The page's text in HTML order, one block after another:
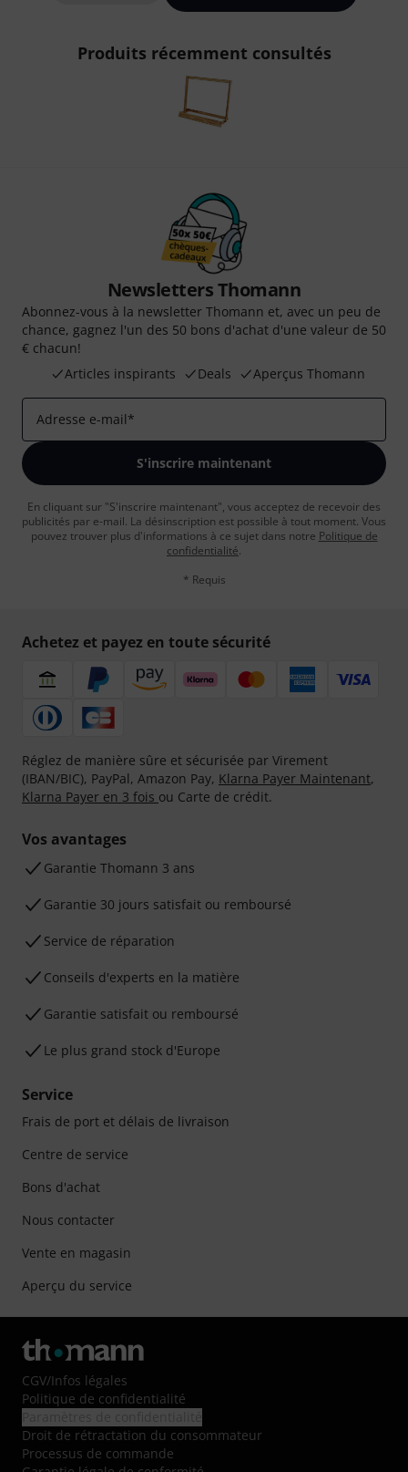
Produits récemment consultés
Newsletters Thomann
Abonnez-vous à la newsletter Thomann et, avec un peu de
chance, gagnez l'un des 50 bons d'achat d'une valeur de 50
€ chacun!
Articles inspirants
Deals Aperçus Thomann
Adresse e-mail*
S'inscrire maintenant
En cliquant sur "S'inscrire maintenant", vous acceptez de recevoir des
publicités par e-mail. La désinscription est possible à tout moment. Vous
pouvez trouver plus d'informations à ce sujet dans notre Politique de
confidentialité.
* Requis
Achetez et payez en toute sécurité
Réglez de manière sûre et sécurisée par Virement
(IBAN/BIC), PayPal, Amazon Pay, Klarna Payer Maintenant,
Klarna Payer en 3 fois ou Carte de crédit.
Vos avantages
Ga­ran­tie Thomann 3 ans
Garantie 30 jours satisfait ou remboursé
Service de réparation
Conseils d'experts en la matière
Garantie satisfait ou remboursé
Le plus grand stock d'Europe
Service
Frais de port et délais de livraison
Centre de service
Bons d'achat
Nous contacter
Vente en magasin
Aperçu du service
CGV/Infos légales
Politique de confidentialité
Droit de rétractation du consommateur
Processus de commande